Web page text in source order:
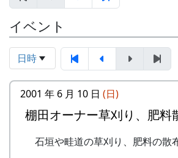
田圃の草刈も肥料散布もすぐに終
で、岩座神の入り口にある公園の
もらった。
最初に、区画担当のスタッフから
イベント
日時
2001 年 6 月 10 日 (日)
棚田オーナー草刈り、肥料
石垣や畦道の草刈り、肥料の散布